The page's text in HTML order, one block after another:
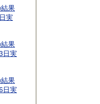
果
実
果
日実
果
日実